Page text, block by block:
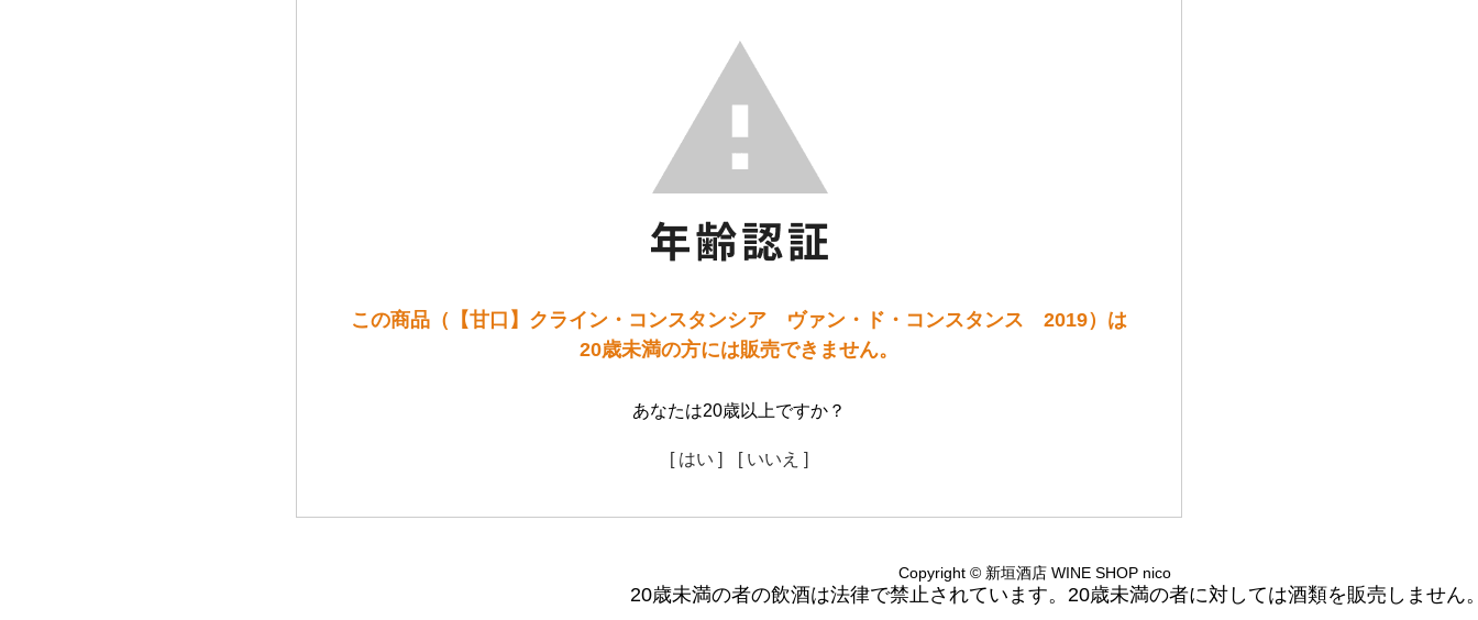
この商品（【甘口】クライン・コンスタンシア ヴァン・ド・コンスタンス 2019）は
20歳未満の方には販売できません。
あなたは20歳以上ですか？
[ はい ] [ いいえ ]
Copyright © 新垣酒店 WINE SHOP nico
20歳未満の者の飲酒は法律で禁止されています。20歳未満の者に対しては酒類を販売しません